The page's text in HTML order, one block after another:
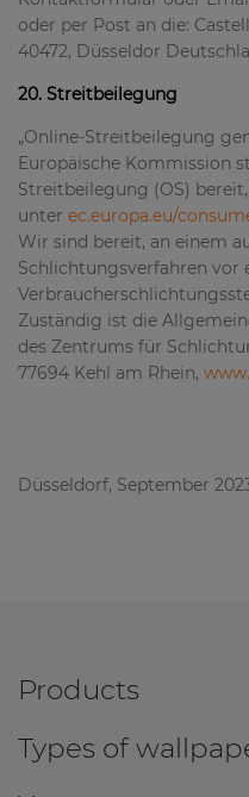
oder per Post an die:
40472, Düsseldor
20. Streitbeilegung
„Online-Streitbeilegung
Europäische Kommission
Streitbeilegung (OS)
unter ec.europa.eu/
Wir sind bereit, an einem
Schlichtungsverfahren vor
Zuständig ist die
des Zentrums für
77694 Kehl am Rhein,
Düsseldorf, September
Products
Types of